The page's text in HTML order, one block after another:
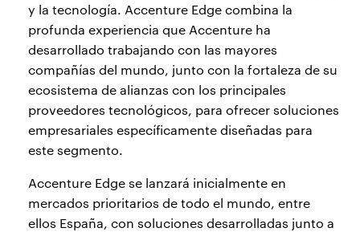
y la tecnología. Accenture Edge combina la
profunda experiencia que Accenture ha
desarrollado trabajando con las mayores
compañías del mundo, junto con la fortaleza de su
ecosistema de alianzas con los principales
proveedores tecnológicos, para ofrecer soluciones
empresariales específicamente diseñadas para
este segmento.
Accenture Edge se lanzará inicialmente en
mercados prioritarios de todo el mundo, entre
ellos España, con soluciones desarrolladas junto a